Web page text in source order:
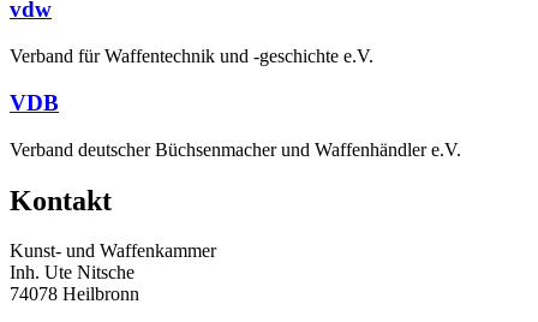
vdw
Verband für Waffentechnik und -geschichte e.V.
VDB
Verband deutscher Büchsenmacher und Waffenhändler e.V.
Kontakt
Kunst- und Waffenkammer
Inh. Ute Nitsche
74078 Heilbronn